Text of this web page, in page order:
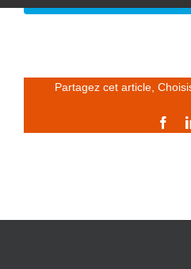
Partagez cet article,